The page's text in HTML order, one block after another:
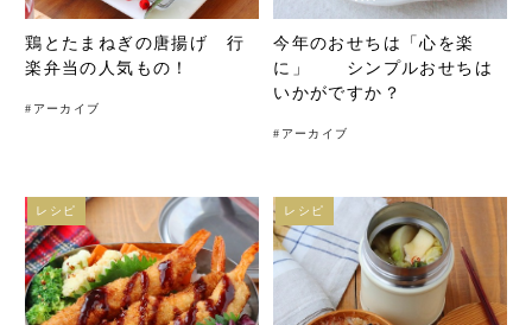
鶏とたまねぎの唐揚げ 行
楽弁当の人気もの！
# アーカイブ
今年のおせちは「心を楽
に」 シンプルおせちは
いかがですか？
# アーカイブ
レシピ レシピ